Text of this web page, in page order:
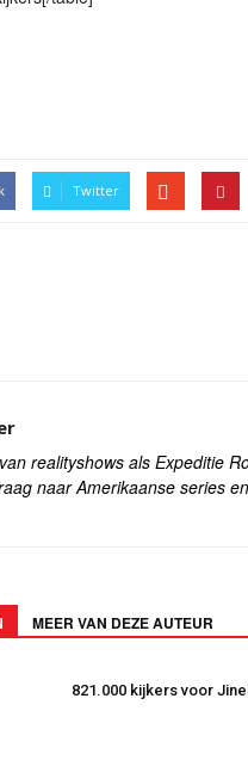
Twitter
realityshows als Expeditie
naar Amerikaanse series
MEER VAN DEZE AUTEUR
821.000 kijkers voor